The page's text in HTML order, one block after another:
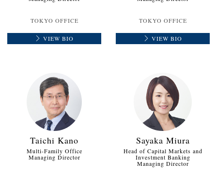
TOKYO OFFICE
VIEW BIO
TOKYO OFFICE
VIEW BIO
Taichi Kano
Multi-Family Office
Managing Director
Sayaka Miura
Head of Capital Markets and
Investment Banking
Managing Director